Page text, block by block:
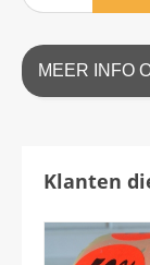
MEER INFO
Klanten